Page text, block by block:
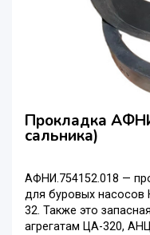
Прокладка
сальника)
АФНИ.754152.018 —
для буровых
32. Также это
агрегатам ЦА-320,